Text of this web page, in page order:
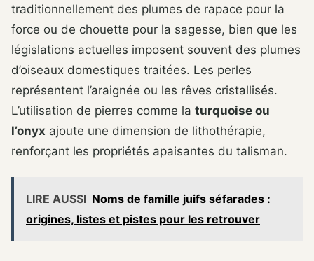
traditionnellement des plumes de rapace pour la
force ou de chouette pour la sagesse, bien que les
législations actuelles imposent souvent des plumes
d’oiseaux domestiques traitées. Les perles
représentent l’araignée ou les rêves cristallisés.
L’utilisation de pierres comme la turquoise ou
l’onyx ajoute une dimension de lithothérapie,
renforçant les propriétés apaisantes du talisman.
LIRE AUSSI Noms de famille juifs séfarades :
origines, listes et pistes pour les retrouver